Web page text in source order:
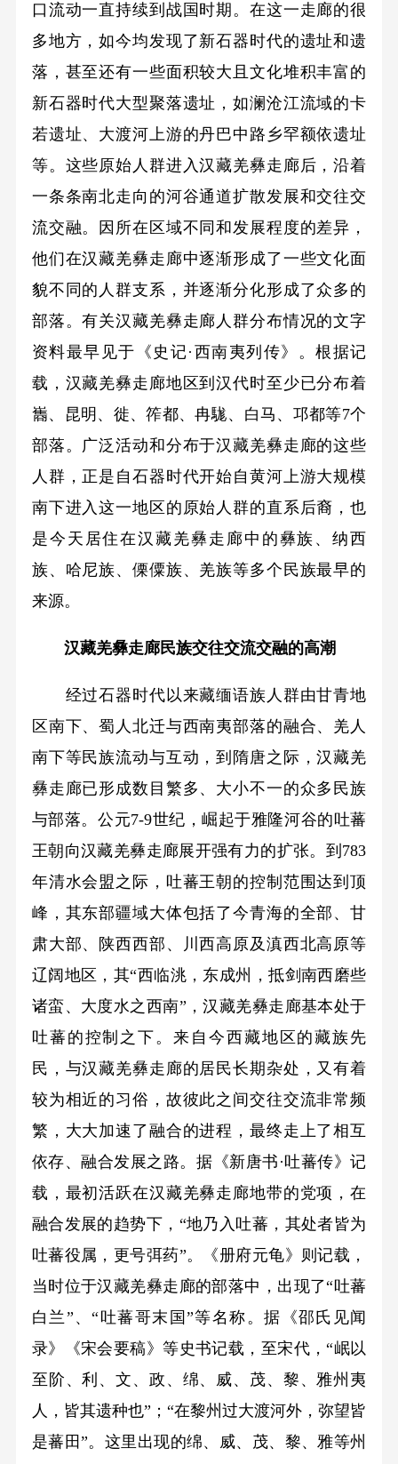
口流动一直持续到战国时期。在这一走廊的很
多地方，如今均发现了新石器时代的遗址和遗
落，甚至还有一些面积较大且文化堆积丰富的
新石器时代大型聚落遗址，如澜沧江流域的卡
若遗址、大渡河上游的丹巴中路乡罕额依遗址
等。这些原始人群进入汉藏羌彝走廊后，沿着
一条条南北走向的河谷通道扩散发展和交往交
流交融。因所在区域不同和发展程度的差异，
他们在汉藏羌彝走廊中逐渐形成了一些文化面
貌不同的人群支系，并逐渐分化形成了众多的
部落。有关汉藏羌彝走廊人群分布情况的文字
资料最早见于《史记·西南夷列传》。根据记
载，汉藏羌彝走廊地区到汉代时至少已分布着
巂、昆明、徙、筰都、冉駹、白马、邛都等7个
部落。广泛活动和分布于汉藏羌彝走廊的这些
人群，正是自石器时代开始自黄河上游大规模
南下进入这一地区的原始人群的直系后裔，也
是今天居住在汉藏羌彝走廊中的彝族、纳西
族、哈尼族、傈僳族、羌族等多个民族最早的
来源。
汉藏羌彝走廊民族交往交流交融的高潮
经过石器时代以来藏缅语族人群由甘青地
区南下、蜀人北迁与西南夷部落的融合、羌人
南下等民族流动与互动，到隋唐之际，汉藏羌
彝走廊已形成数目繁多、大小不一的众多民族
与部落。公元7-9世纪，崛起于雅隆河谷的吐蕃
王朝向汉藏羌彝走廊展开强有力的扩张。到783
年清水会盟之际，吐蕃王朝的控制范围达到顶
峰，其东部疆域大体包括了今青海的全部、甘
肃大部、陕西西部、川西高原及滇西北高原等
辽阔地区，其“西临洮，东成州，抵剑南西磨些
诸蛮、大度水之西南”，汉藏羌彝走廊基本处于
吐蕃的控制之下。来自今西藏地区的藏族先
民，与汉藏羌彝走廊的居民长期杂处，又有着
较为相近的习俗，故彼此之间交往交流非常频
繁，大大加速了融合的进程，最终走上了相互
依存、融合发展之路。据《新唐书·吐蕃传》记
载，最初活跃在汉藏羌彝走廊地带的党项，在
融合发展的趋势下，“地乃入吐蕃，其处者皆为
吐蕃役属，更号弭药”。《册府元龟》则记载，
当时位于汉藏羌彝走廊的部落中，出现了“吐蕃
白兰”、“吐蕃哥末国”等名称。据《邵氏见闻
录》《宋会要稿》等史书记载，至宋代，“岷以
至阶、利、文、政、绵、威、茂、黎、雅州夷
人，皆其遗种也”；“在黎州过大渡河外，弥望皆
是蕃田”。这里出现的绵、威、茂、黎、雅等州